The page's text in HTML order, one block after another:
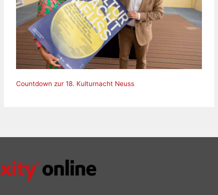
Countdown zur 18. Kulturnacht Neuss